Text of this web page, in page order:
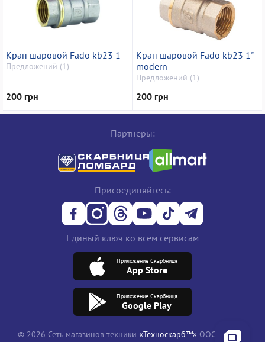
Кран шаровой Fado kb23 1
Предложений (1)
200 грн
Кран шаровой Fado kb23 1"
modern
Предложений (1)
200 грн
Партнеры:
Присоединяйтесь:
Единый ключ ко всем сервисам
Приложение Скарбниця
App Store
Приложение Скарбниця
Google Play
© 2026 Сеть магазинов техники «Техноскарб™» ООО "ТРЕЙД